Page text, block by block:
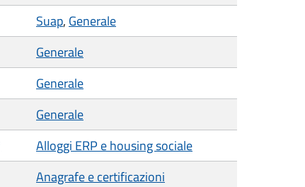
Suap, Generale
Generale
Generale
Generale
Alloggi ERP e housing sociale
Anagrafe e certificazioni